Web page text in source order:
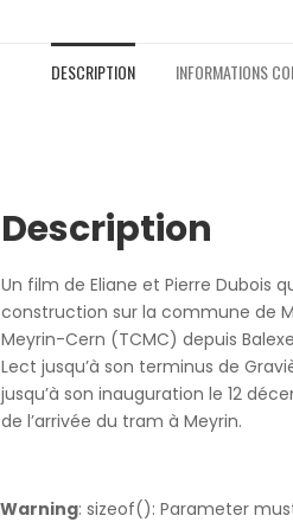
DESCRIPTION INFORMATIONS
Description
Un film de Eliane et Pierre Dubois
construction sur la commune de
Meyrin-Cern (TCMC) depuis
Lect jusqu’à son terminus de
jusqu’à son inauguration le 12
de l’arrivée du tram à Meyrin.
Warning: sizeof(): Parameter